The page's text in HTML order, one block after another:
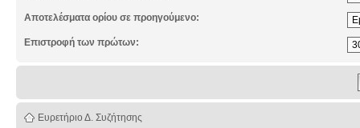
Αποτελέσματα ορίου σε προηγούμενο:
Επιστροφή των πρώτων:
Ευρετήριο Δ. Συζήτησης